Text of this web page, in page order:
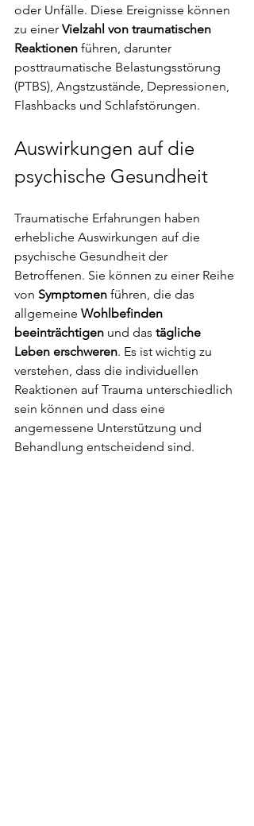
oder Unfälle. Diese Ereignisse können
zu einer Vielzahl von traumatischen
Reaktionen führen, darunter
posttraumatische Belastungsstörung
(PTBS), Angstzustände, Depressionen,
Flashbacks und Schlafstörungen.
Auswirkungen auf die
psychische Gesundheit
Traumatische Erfahrungen haben
erhebliche Auswirkungen auf die
psychische Gesundheit der
Betroffenen. Sie können zu einer Reihe
von Symptomen führen, die das
allgemeine Wohlbefinden
beeinträchtigen und das tägliche
Leben erschweren. Es ist wichtig zu
verstehen, dass die individuellen
Reaktionen auf Trauma unterschiedlich
sein können und dass eine
angemessene Unterstützung und
Behandlung entscheidend sind.